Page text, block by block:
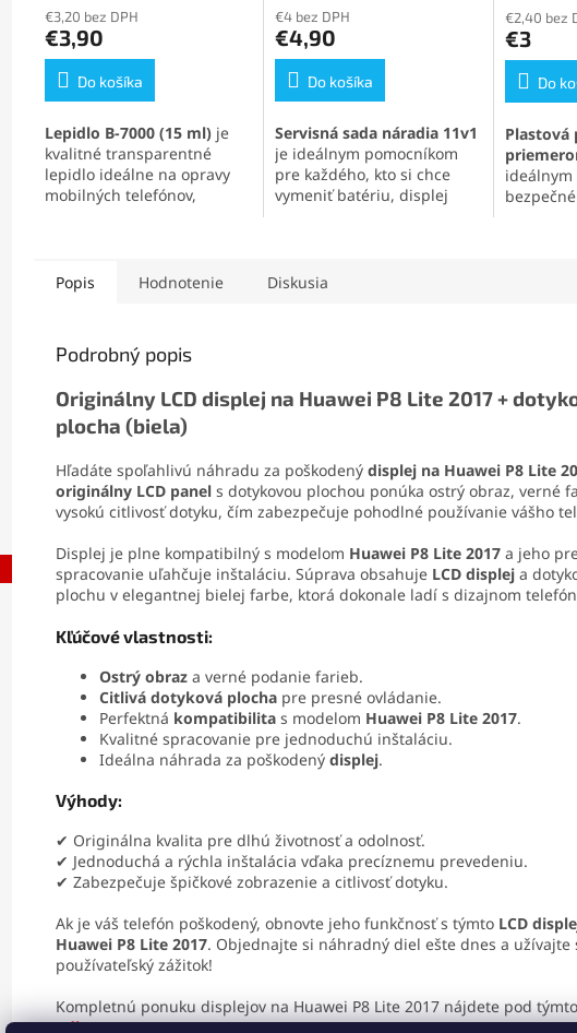
produktu
je
5,0
5
hviezdičiek.
€3,20 bez DPH
€3,90
Do košíka
Lepidlo B-7000 (15 ml) je
kvalitné transparentné
lepidlo ideálne na opravy
mobilných telefónov,
odoláva otrasom, vode aj
oderu. Vďaka presnej
drobné súčiastky.
produktu
je
5,0
5
hviezdičiek.
€4 bez DPH
€4,90
Do košíka
Servisná sada náradia 11v1
je ideálnym pomocníkom
pre každého, kto si chce
vymeniť batériu, displej
otváracie nástroje, prísavku
produktu
je
5,0
5
€2,40 bez
€3
Do
Plastová
Popis Hodnotenie Diskusia
Podrobný popis
Originálny LCD displej na Huawei P8 Lite 2017 +
plocha (biela)
Hľadáte spoľahlivú náhradu za poškodený displej na Huawei P8 Lite
originálny LCD panel s dotykovou plochou ponúka ostrý obraz, verné
vysokú citlivosť dotyku, čím zabezpečuje pohodlné používanie vášho
Displej je plne kompatibilný s modelom Huawei P8 Lite 2017 a jeho
spracovanie uľahčuje inštaláciu. Súprava obsahuje LCD displej a
plochu v elegantnej bielej farbe, ktorá dokonale ladí s dizajnom
Kľúčové vlastnosti:
Ostrý obraz a verné podanie farieb.
Citlivá dotyková plocha pre presné ovládanie.
Perfektná kompatibilita s modelom Huawei P8 Lite 2017.
Kvalitné spracovanie pre jednoduchú inštaláciu.
Ideálna náhrada za poškodený displej.
Výhody:
✔ Originálna kvalita pre dlhú životnosť a odolnosť.
✔ Jednoduchá a rýchla inštalácia vďaka precíznemu prevedeniu.
✔ Zabezpečuje špičkové zobrazenie a citlivosť dotyku.
Ak je váš telefón poškodený, obnovte jeho funkčnosť s týmto LCD
Huawei P8 Lite 2017. Objednajte si náhradný diel ešte dnes a užívajte
používateľský zážitok!
Kompletnú ponuku displejov na Huawei P8 Lite 2017 nájdete pod týmto
odkazom.